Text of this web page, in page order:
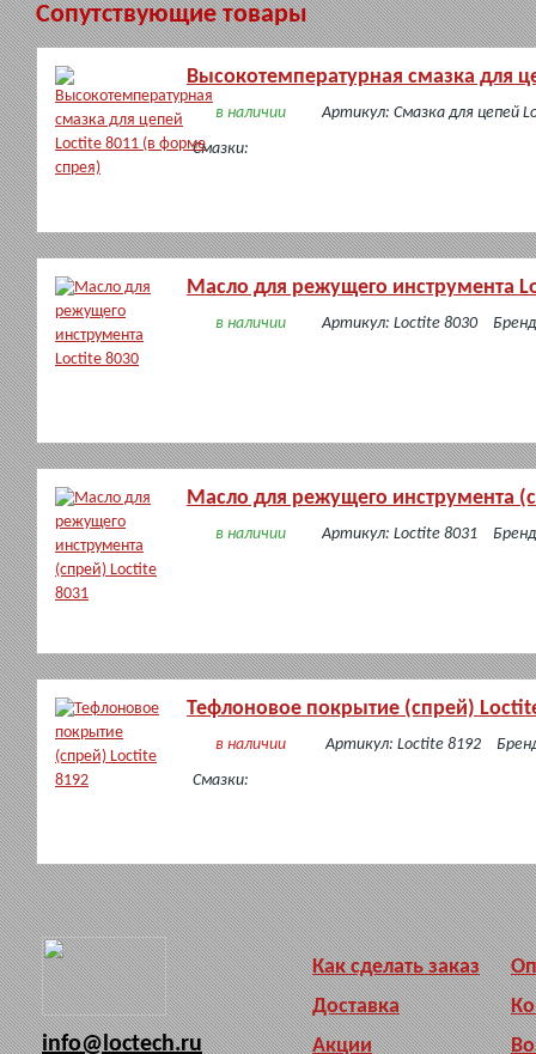
Сопутствующие товары
Высокотемпературная смазка для
в наличии
Артикул: Смазка для цепей
Смазки:
Масло для режущего инструмента
в наличии Артикул: Loctite 8030
Масло для режущего инструмента
в наличии Артикул: Loctite 8031
Тефлоновое покрытие (спрей)
в наличии Артикул: Loctite 8192
Смазки:
info@loctech.ru
Как сделать заказ
Доставка
Акции